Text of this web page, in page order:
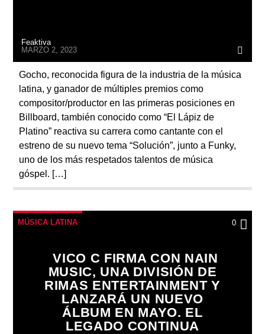
Feaktiva
MARZO 2, 2023
Gocho, reconocida figura de la industria de la música
latina, y ganador de múltiples premios como
compositor/productor en las primeras posiciones en
Billboard, también conocido como “El Lápiz de
Platino” reactiva su carrera como cantante con el
estreno de su nuevo tema “Solución”, junto a Funky,
uno de los más respetados talentos de música
góspel. […]
MÚSICA LATINA 0
VICO C FIRMA CON NAIN
MUSIC, UNA DIVISIÓN DE
RIMAS ENTERTAINMENT Y
LANZARÁ UN NUEVO
ÁLBUM EN MAYO. EL
LEGADO CONTINUA